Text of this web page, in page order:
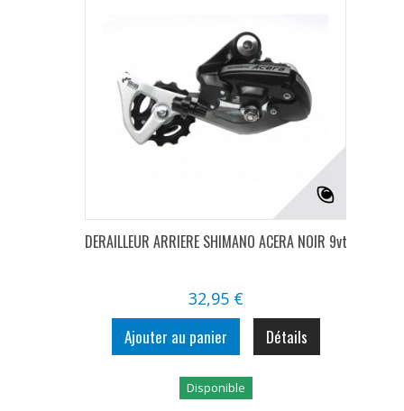
DERAILLEUR ARRIERE SHIMANO ACERA NOIR 9vt
32,95 €
Ajouter au panier Détails
Disponible